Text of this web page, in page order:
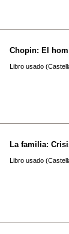
Chopin: El
Libro usado
La familia:
Libro usado